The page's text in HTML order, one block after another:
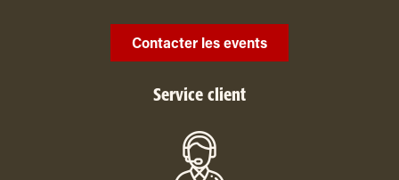
Contacter les events
Service client